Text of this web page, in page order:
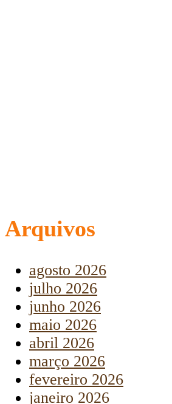
Arquivos
agosto 2026
julho 2026
junho 2026
maio 2026
abril 2026
março 2026
fevereiro 2026
janeiro 2026